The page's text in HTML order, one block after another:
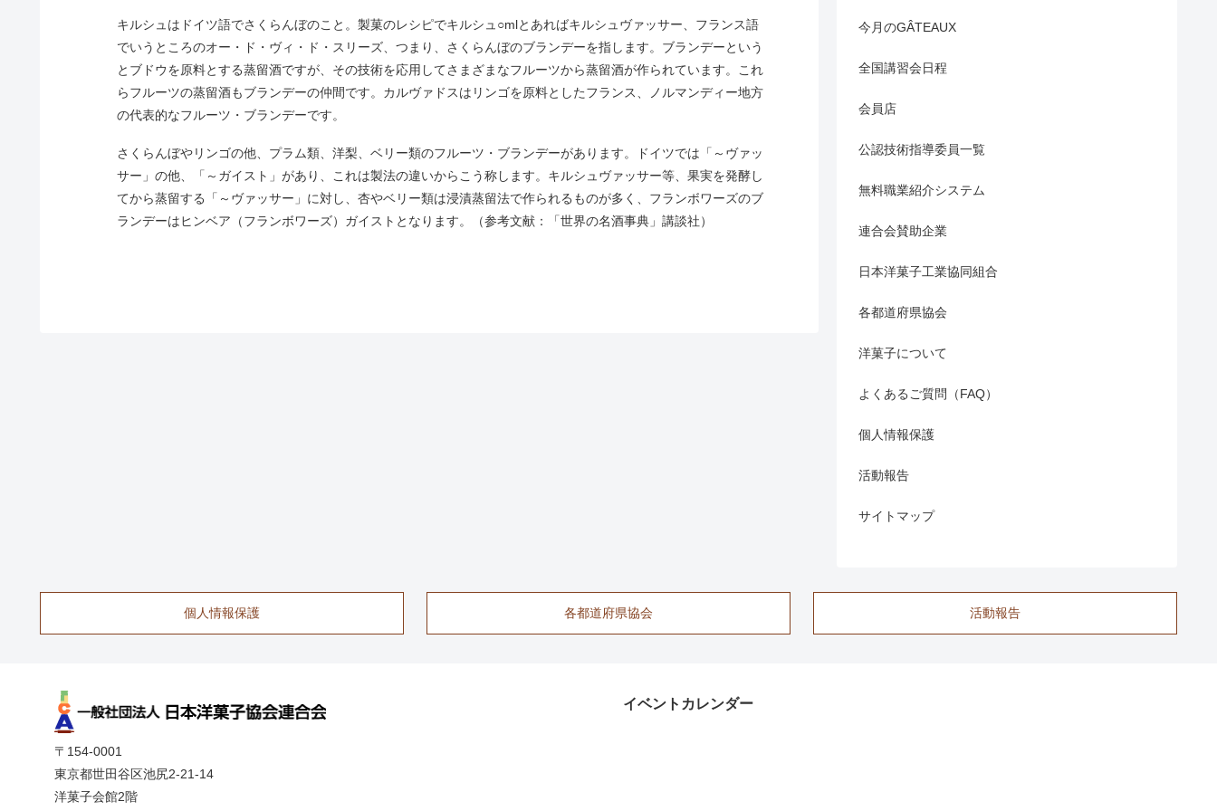
キルシュはドイツ語でさくらんぼのこと。製菓のレシピでキルシュ○mlとあればキルシュヴァッサー、フランス語
でいうところのオー・ド・ヴィ・ド・スリーズ、つまり、さくらんぼのブランデーを指します。ブランデーという
とブドウを原料とする蒸留酒ですが、その技術を応用してさまざまなフルーツから蒸留酒が作られています。これ
らフルーツの蒸留酒もブランデーの仲間です。カルヴァドスはリンゴを原料としたフランス、ノルマンディー地方
の代表的なフルーツ・ブランデーです。
さくらんぼやリンゴの他、プラム類、洋梨、ベリー類のフルーツ・ブランデーがあります。ドイツでは「～ヴァッ
サー」の他、「～ガイスト」があり、これは製法の違いからこう称します。キルシュヴァッサー等、果実を発酵し
てから蒸留する「～ヴァッサー」に対し、杏やベリー類は浸漬蒸留法で作られるものが多く、フランボワーズのブ
ランデーはヒンベア（フランボワーズ）ガイストとなります。（参考文献：「世界の名酒事典」講談社）
今月のGÂTEAUX
全国講習会日程
会員店
公認技術指導委員一覧
無料職業紹介システム
連合会賛助企業
日本洋菓子工業協同組合
各都道府県協会
洋菓子について
よくあるご質問（FAQ）
個人情報保護
活動報告
サイトマップ
個人情報保護 各都道府県協会 活動報告
〒154-0001
東京都世田谷区池尻2-21-14
洋菓子会館2階
イベントカレンダー